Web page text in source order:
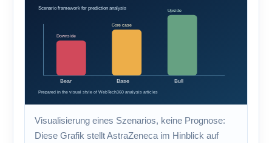
Visualisierung eines Szenarios, keine Prognose:
Diese Grafik stellt AstraZeneca im Hinblick auf